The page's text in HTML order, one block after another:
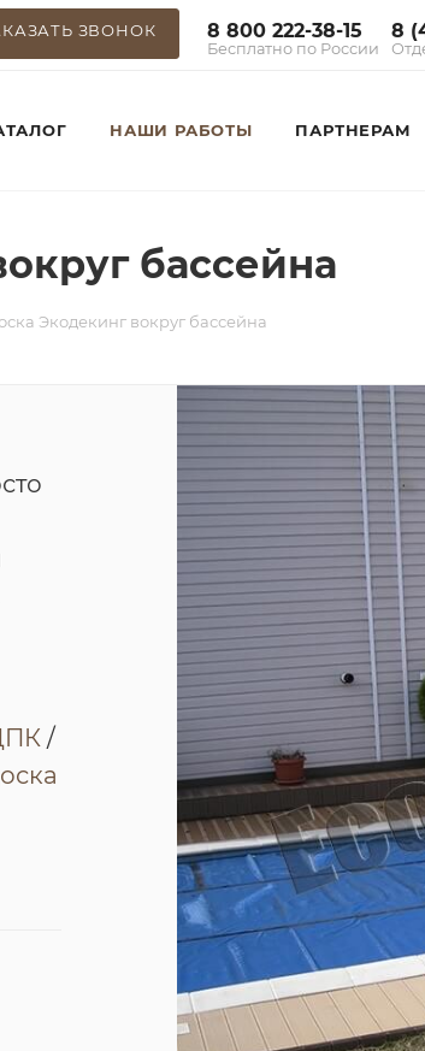
ЗВОНОК 8 800 222-38-15
Бесплатно по России
8
НАШИ РАБОТЫ ПАРТНЕРАМ
бассейна
Экодекинг вокруг бассейна
/